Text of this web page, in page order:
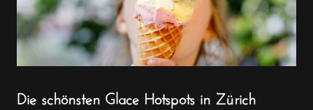
Die schönsten Glace Hotspots in Zürich